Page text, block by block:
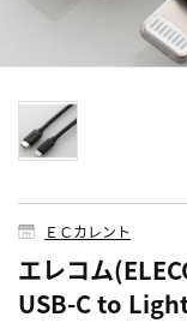
ＥＣカレント
エレコム
USB-C to